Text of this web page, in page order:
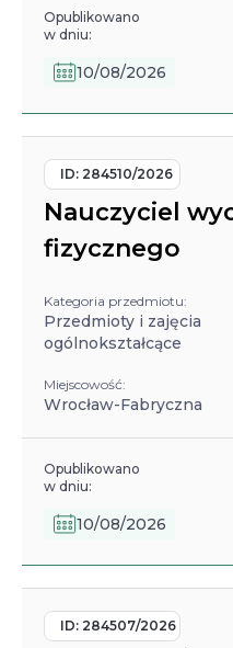
Opublikowano
w dniu:
10/08/2026
ID: 284510/2026
Nauczyciel
fizycznego
Kategoria przedmiotu:
Przedmioty i zajęcia
ogólnokształcące
Miejscowość:
Wrocław-Fabryczna
Opublikowano
w dniu:
10/08/2026
ID: 284507/2026